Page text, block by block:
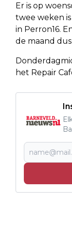
Er is op
twee weken
in Perron16.
de maand
het Repair